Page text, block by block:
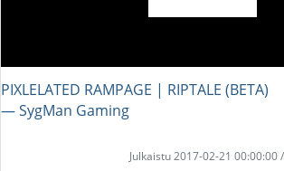
PIXLELATED RAMPAGE | RIPTALE (BETA)
― SygMan Gaming
Julkaistu 2017-02-21